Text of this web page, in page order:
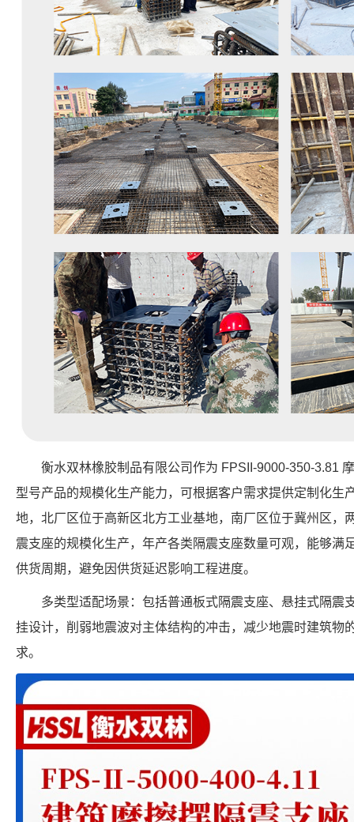
衡水双林橡胶制品有限公司作为 FPSII-9000-350-3.81
型号产品的规模化生产能力，可根据客户需求提供定制化生
地，北厂区位于高新区北方工业基地，南厂区位于冀州区，
震支座的规模化生产，年产各类隔震支座数量可观，能够满
供货周期，避免因供货延迟影响工程进度。
多类型适配场景：包括普通板式隔震支座、悬挂式隔震
挂设计，削弱地震波对主体结构的冲击，减少地震时建筑物
求。